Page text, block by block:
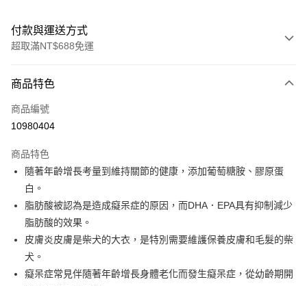
付款與運送方式
超取滿NT$688免運
信用卡一次付款
運送方式
付款後全家取貨
每筆NT$65，滿NT$688(含以上)免運費
付款後7-11取貨
每筆NT$65，滿NT$688(含以上)免運費
宅配運費
每筆NT$120，滿NT$688(含以上)免運費
商品特色
商品編號
10980404
商品特色
隨著年齡增長考量到維持關節的健康，添加葡萄糖胺、膠原蛋
白。
脂肪酸被認為是造成癡呆症的原因，而DHA．EPA具有抑制減少
脂肪酸的效果。
皮膚炎皮膚是柴犬的大衣，是特別需要維護保養皮膚和毛髮的柴
犬。
癡呆症常見伴隨著年齡增長身體老化而發生癡呆症，從幼齡期開